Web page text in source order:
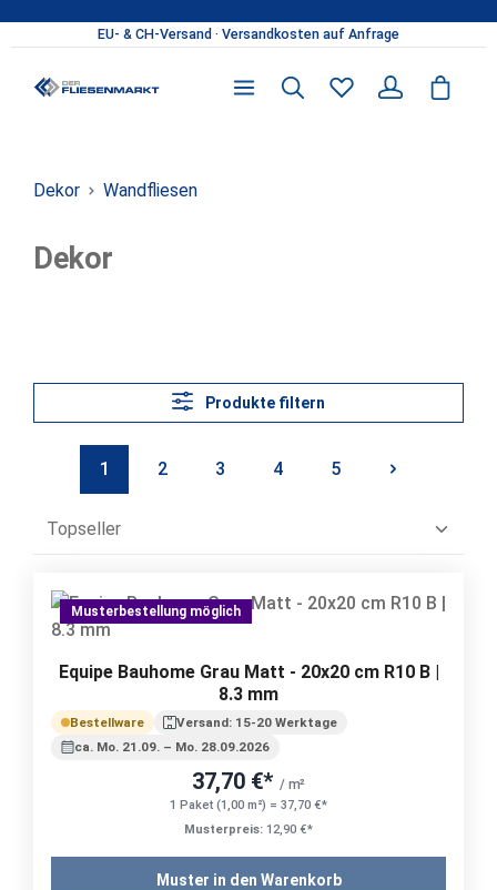
Zum Hauptinhalt springen
Du hast 0 Produkte
Wandfliesen
Dekor
Dekor
Produkte filtern
Seite
1
Seite
2
Seite
3
Seite
4
Seite
5
Musterbestellung möglich
Equipe Bauhome Grau Matt - 20x20 cm R10 B |
8.3 mm
Bestellware
Versand: 15-20 Werktage
ca. Mo. 21.09. – Mo. 28.09.2026
37,70 €* / m²
1 Paket (1,00 m²) = 37,70 €*
Musterpreis: 12,90 €*
Muster in den Warenkorb